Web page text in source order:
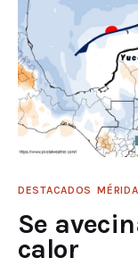
DESTACADOS MÉRIDA
Se
calor